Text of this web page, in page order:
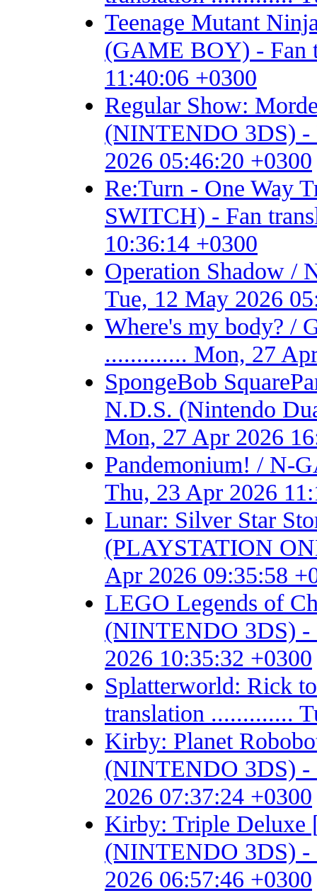
Teenage Mutant
(GAME BOY) - Fan
11:40:06 +0300
Regular Show:
(NINTENDO 3DS) -
2026 05:46:20 +0300
Re:Turn - One Way
SWITCH) - Fan
10:36:14 +0300
Operation Shadow
Tue, 12 May 2026
Where's my body? /
............. Mon, 27
SpongeBob
N.D.S. (Nintendo
Mon, 27 Apr 2026
Pandemonium! / N-
Thu, 23 Apr 2026
Lunar: Silver Star
(PLAYSTATION
Apr 2026 09:35:58
LEGO Legends of
(NINTENDO 3DS) -
2026 10:35:32 +0300
Splatterworld: Rick
translation .............
Kirby: Planet
(NINTENDO 3DS) -
2026 07:37:24 +0300
Kirby: Triple
(NINTENDO 3DS) -
2026 06:57:46 +0300